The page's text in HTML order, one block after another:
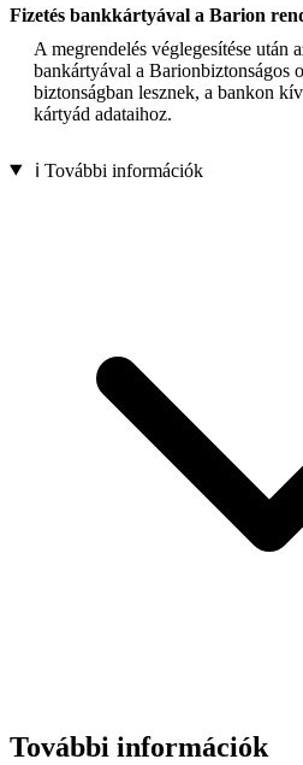
Fizetés bankkártyával a Barion
A megrendelés véglegesítése után
bankártyával a Barionbiztonságos
biztonságban lesznek, a bankon
kártyád adataihoz.
ℹ️ További információk
További információk